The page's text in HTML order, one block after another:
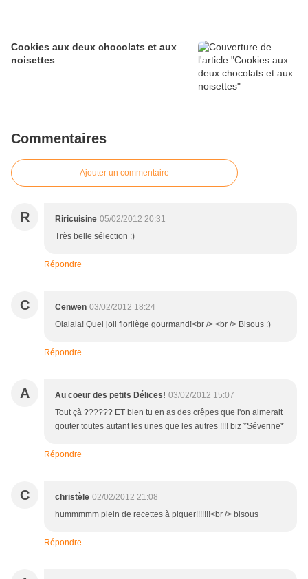
Cookies aux deux chocolats et aux
noisettes
Commentaires
Ajouter un commentaire
R Riricuisine 05/02/2012 20:31
Très belle sélection :)
Répondre
C Cenwen 03/02/2012 18:24
Olalala! Quel joli florilège gourmand!<br /> <br /> Bisous :)
Répondre
A Au coeur des petits Délices! 03/02/2012 15:07
Tout çà ?????? ET bien tu en as des crêpes que l'on aimerait
gouter toutes autant les unes que les autres !!!! biz *Séverine*
Répondre
C christèle 02/02/2012 21:08
hummmmm plein de recettes à piquer!!!!!!!<br /> bisous
Répondre